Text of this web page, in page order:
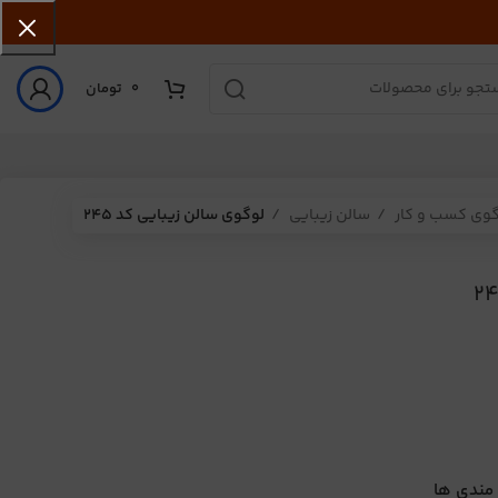
0 تومان
کسب و کار سالن زیبایی لوگوی سالن زیبایی کد 245
مندی ها